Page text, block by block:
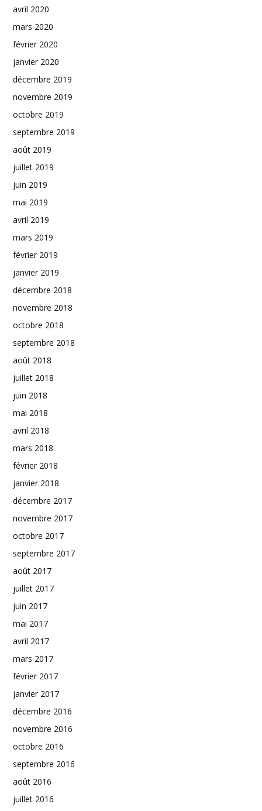
avril 2020
mars 2020
février 2020
janvier 2020
décembre 2019
novembre 2019
octobre 2019
septembre 2019
août 2019
juillet 2019
juin 2019
mai 2019
avril 2019
mars 2019
février 2019
janvier 2019
décembre 2018
novembre 2018
octobre 2018
septembre 2018
août 2018
juillet 2018
juin 2018
mai 2018
avril 2018
mars 2018
février 2018
janvier 2018
décembre 2017
novembre 2017
octobre 2017
septembre 2017
août 2017
juillet 2017
juin 2017
mai 2017
avril 2017
mars 2017
février 2017
janvier 2017
décembre 2016
novembre 2016
octobre 2016
septembre 2016
août 2016
juillet 2016